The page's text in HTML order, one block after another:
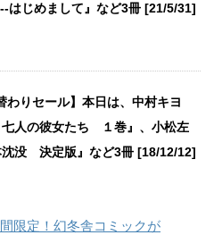
はじめまして』など3冊 [21/5/31]
わりセール】本日は、中村キヨ
七人の彼女たち １巻』、小松左
沈没 決定版』など3冊 [18/12/12]
間限定！幻冬舎コミックが